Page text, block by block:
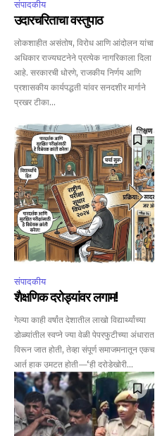
संपादकीय
उदारचरिताचा वस्तुपाठ
लोकशाहीत असंतोष, विरोध आणि आंदोलन यांचा
अधिकार राज्यघटनेने प्रत्येक नागरिकाला दिला
आहे. सरकारची धोरणे, राजकीय निर्णय आणि
प्रशासकीय कार्यपद्धती यांवर सनदशीर मार्गाने
प्रखर टीका...
संपादकीय
शैक्षणिक दरोड्यांवर लगाम!
गेल्या काही वर्षांत देशातील लाखो विद्यार्थ्यांच्या
डोळ्यांतील स्वप्ने ज्या वेळी पेपरफुटीच्या अंधारात
विरून जात होती, तेव्हा संपूर्ण समाजमनातून एकच
आर्त हाक उमटत होती—‘ही दरोडेखोरी...